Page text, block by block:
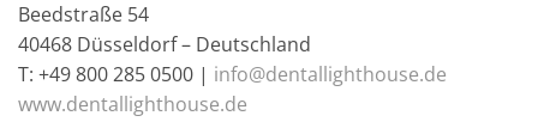
Beedstraße 54
40468 Düsseldorf – Deutschland
T: +49 800 285 0500 | info@dentallighthouse.de
www.dentallighthouse.de